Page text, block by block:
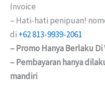
Invoice
– Hati-hati penipuan!
di +62 813-9939-2061
– Promo Hanya Berlaku
– Pembayaran hanya
mandiri